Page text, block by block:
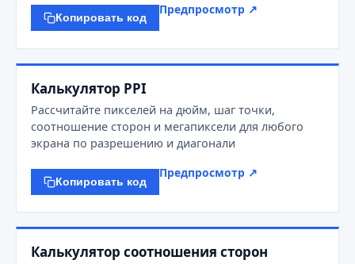
Копировать код
Предпросмотр ↗
Калькулятор PPI
Рассчитайте пикселей на дюйм, шаг точки,
соотношение сторон и мегапиксели для любого
экрана по разрешению и диагонали
Копировать код
Предпросмотр ↗
Калькулятор соотношения сторон